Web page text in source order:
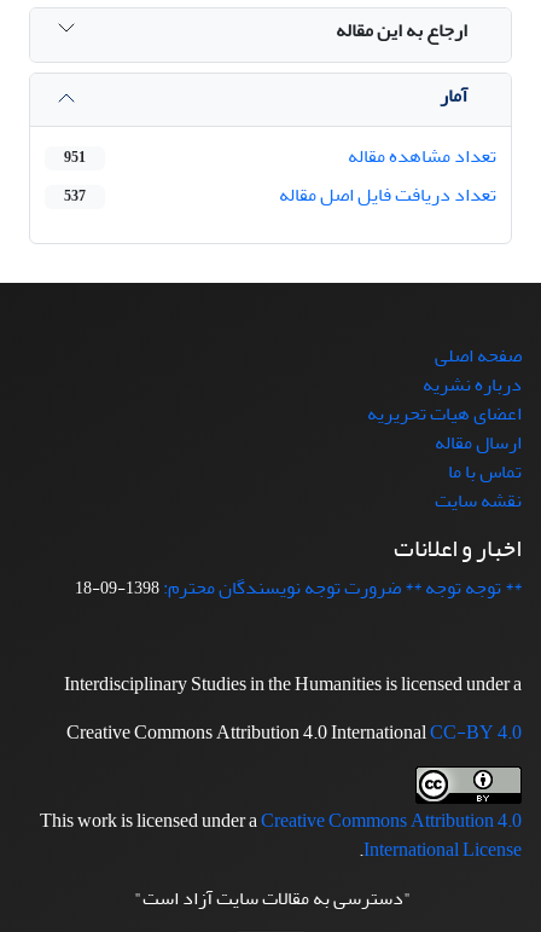
ارجاع به این مقاله
آمار
تعداد مشاهده مقاله
951
تعداد دریافت فایل اصل مقاله 537
صفحه اصلی
درباره نشریه
اعضای هیات تحریریه
ارسال مقاله
تماس با ما
نقشه سایت
اخبار و اعلانات
** توجه توجه ** ضرورت توجه نویسندگان محترم:1398-09-18
Interdisciplinary Studies in the Humanities is licensed under a
Creative Commons Attribution 4.0 InternationalCC-BY 4.0
This work is licensed under aCreative Commons Attribution 4.0
International License
.
"دسترسی به مقالات سایت آزاد است"